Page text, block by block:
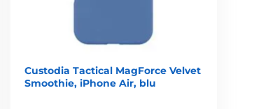
Custodia Tactical MagForce Velvet
Smoothie, iPhone Air, blu